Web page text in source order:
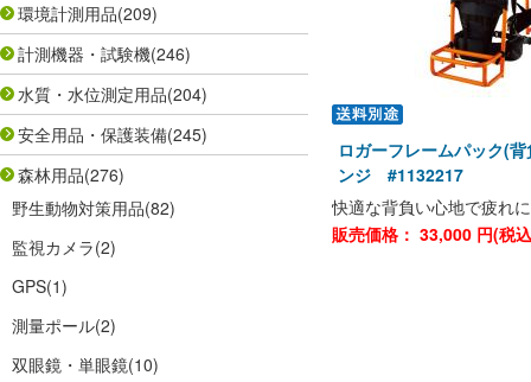
環境計測用品(209)
計測機器・試験機(246)
水質・水位測定用品(204)
安全用品・保護装備(245)
森林用品(276)
野生動物対策用品(82)
監視カメラ(2)
GPS(1)
測量ポール(2)
双眼鏡・単眼鏡(10)
ロガーフレームパック(
ンジ #1132217
快適な背負い心地で疲れ
販売価格： 33,000 円(税